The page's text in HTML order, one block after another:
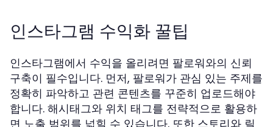
인스타그램 수익화 꿀팁
인스타그램에서 수익을 올리려면 팔로워와의 신뢰
구축이 필수입니다. 먼저, 팔로워가 관심 있는 주제를
정확히 파악하고 관련 콘텐츠를 꾸준히 업로드해야
합니다. 해시태그와 위치 태그를 전략적으로 활용하
면 노출 범위를 넓힐 수 있습니다. 또한 스토리와 릴